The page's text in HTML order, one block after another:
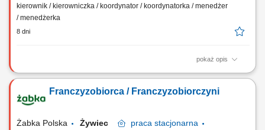
kierownik / kierowniczka / koordynator / koordynatorka / menedżer
/ menedżerka
8 dni
pokaż opis
Główne zadania: Prowadzenie własnej działalności gospodarczej w
obsługi. Monitorowanie stanów magazynowych i zamówień.
Dostosowywanie asortymentu sklepu do potrzeb lokalnego rynku.
Franczyzobiorca / Franczyzobiorczyni
Żabka Polska Żywiec praca stacjonarna